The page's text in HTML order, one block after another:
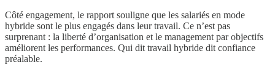
Côté engagement, le rapport souligne que les salariés en mode
hybride sont le plus engagés dans leur travail. Ce n’est pas
surprenant : la liberté d’organisation et le management par objectifs
améliorent les performances. Qui dit travail hybride dit confiance
préalable.